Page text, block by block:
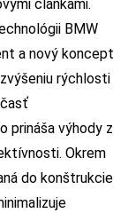
článkami.
BMW
a nový koncept
rýchlosti
prináša výhody z
Okrem
do konštrukcie